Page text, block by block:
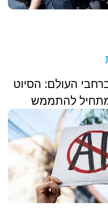
העולם: הסיוט